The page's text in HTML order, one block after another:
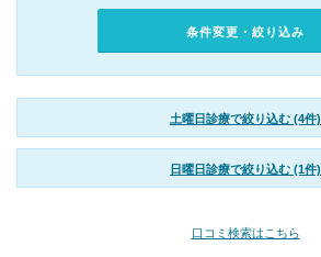
条件変更・絞り込み
土曜日診療で絞り込む (4件)
日曜日診療で絞り込む (1件)
口コミ検索はこちら